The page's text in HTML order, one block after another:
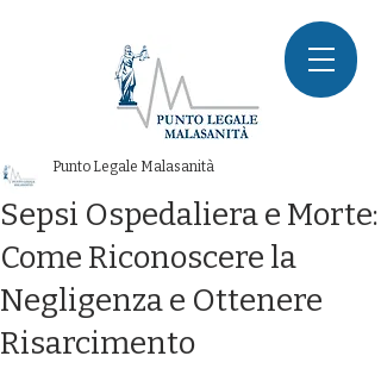
Sepsi Ospedaliera e Morte:
Come Riconoscere la
Negligenza e Ottenere
Risarcimento
Punto Legale Malasanità